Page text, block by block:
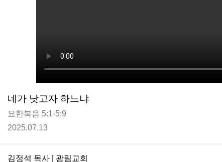
네가 낫고자 하느냐
요한복음 5:1-5:9
2025.07.13
김정석 목사 | 광림교회